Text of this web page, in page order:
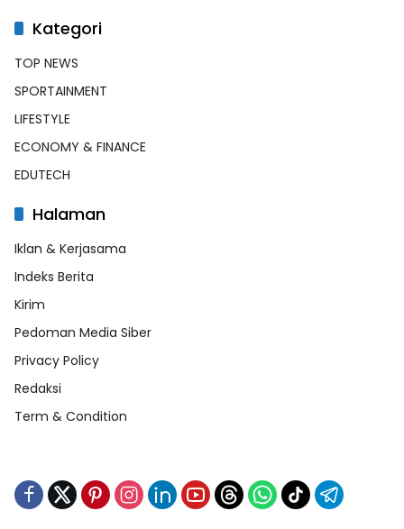
Kategori
TOP NEWS
SPORTAINMENT
LIFESTYLE
ECONOMY & FINANCE
EDUTECH
Halaman
Iklan & Kerjasama
Indeks Berita
Kirim
Pedoman Media Siber
Privacy Policy
Redaksi
Term & Condition